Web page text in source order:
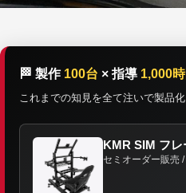
🏁 製作 100台 × 指導 1,000
これまでの知見を全て注いで製品
KMR SIM フレ
セミオーダー販売